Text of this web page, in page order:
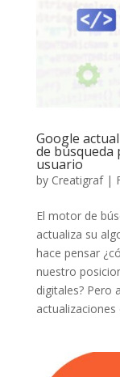
Google
de búsqueda
usuario
by Creatigraf|
El motor de
actualiza su
hace pensar
nuestro
digitales? Pero